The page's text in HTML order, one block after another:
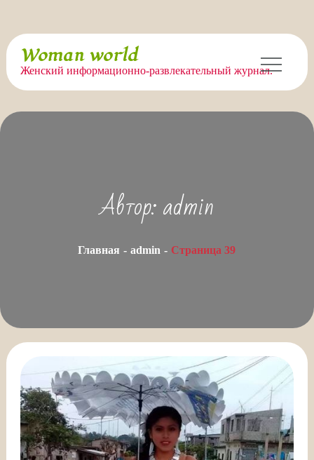
Перейти
содержимому
Woman world
Женский информационно-развлекательный журнал.
Автор:admin
Главная admin Страница 39